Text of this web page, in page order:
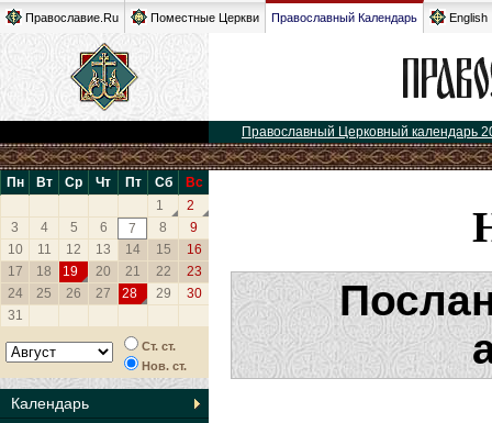
Православие.Ru Поместные Церкви Православный Календарь English
Православный Церковный календарь
Пн Вт Ср Чт Пт Сб
Вс
1
2
3
4 5 6 7 8
9
10
11 12 13 14 15
16
17
18 19 20 21 22
23
24
25 26 27 28 29
30
31
Ст. ст.
Нов. ст.
Календарь